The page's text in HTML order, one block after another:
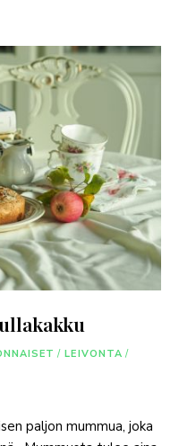
/ LEIVONTA /
paljon mummua, joka